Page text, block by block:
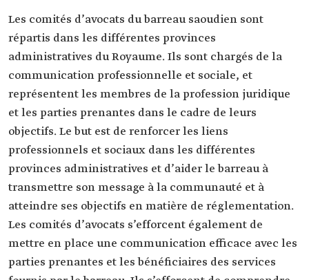
Les comités d’avocats du barreau saoudien sont
répartis dans les différentes provinces
administratives du Royaume. Ils sont chargés de la
communication professionnelle et sociale, et
représentent les membres de la profession juridique
et les parties prenantes dans le cadre de leurs
objectifs. Le but est de renforcer les liens
professionnels et sociaux dans les différentes
provinces administratives et d’aider le barreau à
transmettre son message à la communauté et à
atteindre ses objectifs en matière de réglementation.
Les comités d’avocats s’efforcent également de
mettre en place une communication efficace avec les
parties prenantes et les bénéficiaires des services